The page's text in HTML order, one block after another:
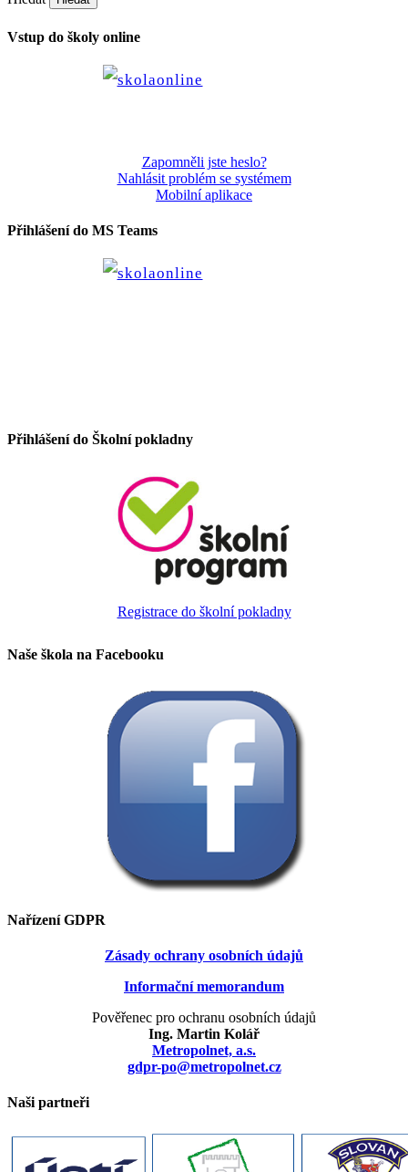
Vstup do školy online
Zapomněli jste heslo?
Nahlásit problém se systémem
Mobilní aplikace
Přihlášení do MS Teams
Přihlášení do Školní pokladny
Registrace do školní pokladny
Naše škola na Facebooku
Nařízení GDPR
Zásady ochrany osobních údajů
Informační memorandum
Pověřenec pro ochranu osobních údajů
Ing. Martin Kolář
Metropolnet, a.s.
gdpr-po@metropolnet.cz
Naši partneři